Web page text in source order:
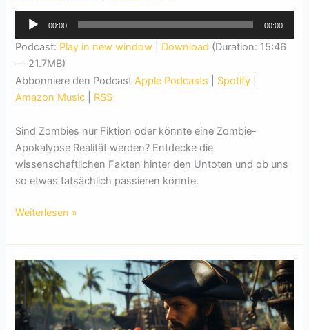
Audio-
00:00 00:00
Podcast: Play in new window Download (Duration: 15:46
— 21.7MB)
Abbonniere den Podcast Apple Podcasts Spotify
Amazon Music
RSS
Sind Zombies nur Fiktion oder könnte eine Zombie-
Apokalypse Realität werden? Entdecke die
wissenschaftlichen Fakten hinter den Untoten und ob uns
so etwas tatsächlich passieren könnte.
Die
hinter
Zombies
Weiterlesen »